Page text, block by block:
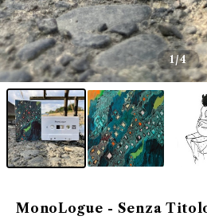
1/4
MonoLogue - Senza